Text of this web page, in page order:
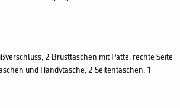
2 Brusttaschen mit Patte, rechte Seite
und Handytasche, 2 Seitentaschen, 1